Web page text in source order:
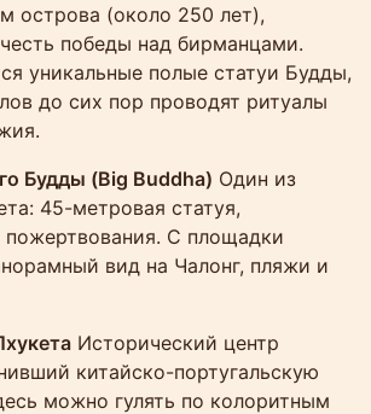
острова (около 250 лет),
победы над бирманцами.
уникальные полые статуи Будды,
до сих пор проводят ритуалы
Будды (Big Buddha) Один из
45-метровая статуя,
пожертвования. С площадки
вид на Чалонг, пляжи и
Исторический центр
китайско-португальскую
можно гулять по колоритным